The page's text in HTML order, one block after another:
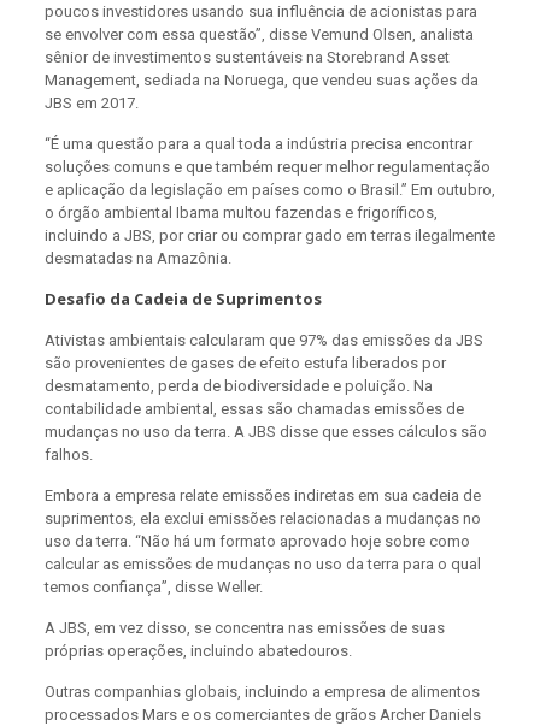
poucos investidores usando sua influência de acionistas para
se envolver com essa questão”, disse Vemund Olsen, analista
sênior de investimentos sustentáveis ​​na Storebrand Asset
Management, sediada na Noruega, que vendeu suas ações da
JBS em 2017.
“É uma questão para a qual toda a indústria precisa encontrar
soluções comuns e que também requer melhor regulamentação
e aplicação da legislação em países como o Brasil.” Em outubro,
o órgão ambiental Ibama multou fazendas e frigoríficos,
incluindo a JBS, por criar ou comprar gado em terras ilegalmente
desmatadas na Amazônia.
Desafio da Cadeia de Suprimentos
Ativistas ambientais calcularam que 97% das emissões da JBS
são provenientes de gases de efeito estufa liberados por
desmatamento, perda de biodiversidade e poluição. Na
contabilidade ambiental, essas são chamadas emissões de
mudanças no uso da terra. A JBS disse que esses cálculos são
falhos.
Embora a empresa relate emissões indiretas em sua cadeia de
suprimentos, ela exclui emissões relacionadas a mudanças no
uso da terra. “Não há um formato aprovado hoje sobre como
calcular as emissões de mudanças no uso da terra para o qual
temos confiança”, disse Weller.
A JBS, em vez disso, se concentra nas emissões de suas
próprias operações, incluindo abatedouros.
Outras companhias globais, incluindo a empresa de alimentos
processados Mars e os comerciantes de grãos Archer Daniels